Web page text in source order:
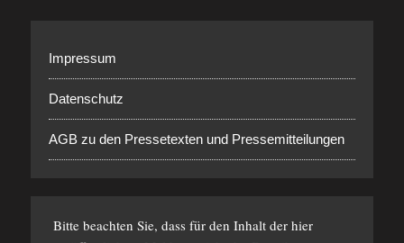
Impressum
Datenschutz
AGB zu den Pressetexten und Pressemitteilungen
Bitte beachten Sie, dass für den Inhalt der hier